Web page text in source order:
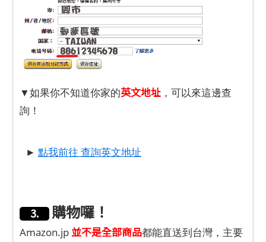
▼如果你不知道你家的英文地址 ，可以來這邊查
詢！
► 點我前往 查詢英文地址
3.購物囉！
Amazon.jp並不是全部商品都能直送到台灣，主要